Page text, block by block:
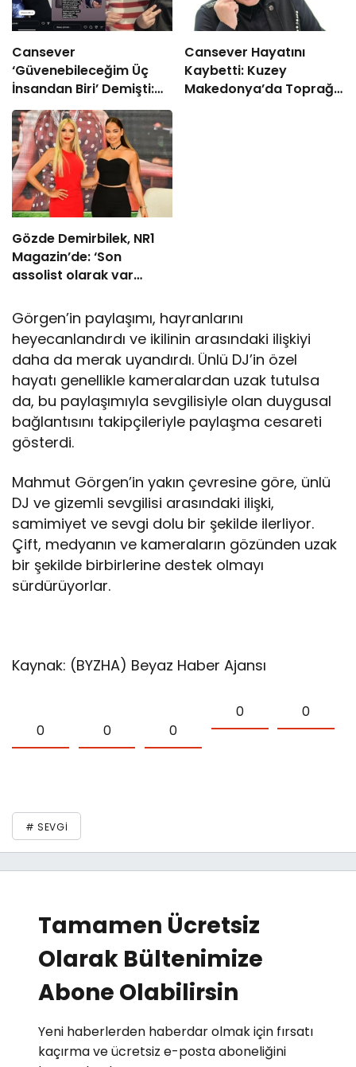
Cansever
‘Güvenebileceğim Üç
İnsandan Biri’ Demişti:
Mahmut Görgen’den
Cansever’e Duygusal
Veda
Cansever Hayatını
Kaybetti: Kuzey
Makedonya’da Toprağa
Gözde Demirbilek, NR1
Magazin’de: ‘Son
assolist olarak var
Görgen’in paylaşımı, hayranlarını
heyecanlandırdı ve ikilinin arasındaki ilişkiyi
daha da merak uyandırdı. Ünlü DJ’in özel
hayatı genellikle kameralardan uzak tutulsa
da, bu paylaşımıyla sevgilisiyle olan duygusal
bağlantısını takipçileriyle paylaşma cesareti
gösterdi.
Mahmut Görgen’in yakın çevresine göre, ünlü
DJ ve gizemli sevgilisi arasındaki ilişki,
samimiyet ve sevgi dolu bir şekilde ilerliyor.
Çift, medyanın ve kameraların gözünden uzak
bir şekilde birbirlerine destek olmayı
sürdürüyorlar.
Kaynak: (BYZHA) Beyaz Haber Ajansı
0 0 0
0 0
# SEVGI
Tamamen Ücretsiz
Olarak Bültenimize
Abone Olabilirsin
Yeni haberlerden haberdar olmak için fırsatı
kaçırma ve ücretsiz e-posta aboneliğini